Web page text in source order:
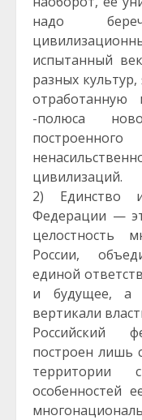
надо
испытанный
разных
отработанную
-полюса
цивилизаций.
2) Единство и
Федерации —
целостность
России,
единой
и будущее, а
вертикали
Российский
построен лишь
территории
особенностей